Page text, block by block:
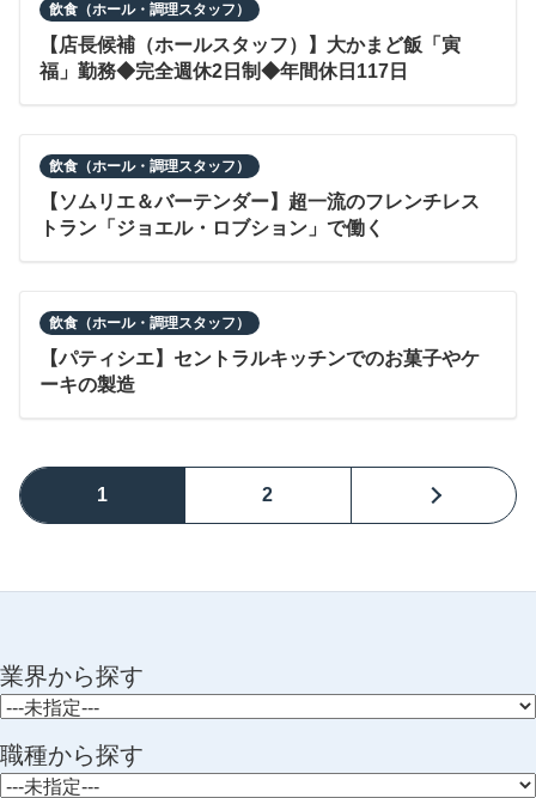
飲食（ホール・調理スタッフ）
【店長候補（ホールスタッフ）】大かまど飯「寅
福」勤務◆完全週休2日制◆年間休日117日
飲食（ホール・調理スタッフ）
【ソムリエ＆バーテンダー】超一流のフレンチレス
トラン「ジョエル・ロブション」で働く
飲食（ホール・調理スタッフ）
【パティシエ】セントラルキッチンでのお菓子やケ
ーキの製造
1 2
業界から探す
職種から探す